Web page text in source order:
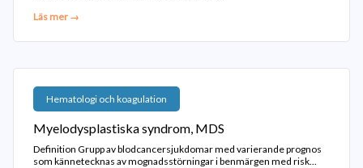
Läs mer →
Hematologi och koagulation
Myelodysplastiska syndrom, MDS
Definition Grupp av blodcancersjukdomar med varierande prognos
som kännetecknas av mognadsstörningar i benmärgen med risk...